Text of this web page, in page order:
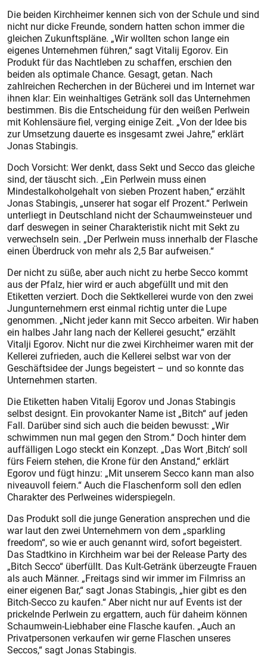
Die beiden Kirchheimer kennen sich von der Schule und sind
nicht nur dicke Freunde, sondern hatten schon immer die
gleichen Zukunftspläne. „Wir wollten schon lange ein
eigenes Unternehmen führen,“ sagt Vitalij Egorov. Ein
Produkt für das Nachtleben zu schaffen, erschien den
beiden als optimale Chance. Gesagt, getan. Nach
zahlreichen Recherchen in der Bücherei und im Internet war
ihnen klar: Ein weinhaltiges Getränk soll das Unternehmen
bestimmen. Bis die Entscheidung für den weißen Perlwein
mit Kohlensäure fiel, verging einige Zeit. „Von der Idee bis
zur Umsetzung dauerte es insgesamt zwei Jahre,“ erklärt
Jonas Stabingis.
Doch Vorsicht: Wer denkt, dass Sekt und Secco das gleiche
sind, der täuscht sich. „Ein Perlwein muss einen
Mindestalkoholgehalt von sieben Prozent haben,“ erzählt
Jonas Stabingis, „unserer hat sogar elf Prozent.“ Perlwein
unterliegt in Deutschland nicht der Schaumweinsteuer und
darf deswegen in seiner Charakteristik nicht mit Sekt zu
verwechseln sein. „Der Perlwein muss innerhalb der Flasche
einen Überdruck von mehr als 2,5 Bar aufweisen.“
Der nicht zu süße, aber auch nicht zu herbe Secco kommt
aus der Pfalz, hier wird er auch abgefüllt und mit den
Etiketten verziert. Doch die Sektkellerei wurde von den zwei
Jungunternehmern erst einmal richtig unter die Lupe
genommen. „Nicht jeder kann mit Secco arbeiten. Wir haben
ein halbes Jahr lang nach der Kellerei gesucht,“ erzählt
Vitalji Egorov. Nicht nur die zwei Kirchheimer waren mit der
Kellerei zufrieden, auch die Kellerei selbst war von der
Geschäftsidee der Jungs begeistert – und so konnte das
Unternehmen starten.
Die Etiketten haben Vitalij Egorov und Jonas Stabingis
selbst designt. Ein provokanter Name ist „Bitch“ auf jeden
Fall. Darüber sind sich auch die beiden bewusst: „Wir
schwimmen nun mal gegen den Strom.“ Doch hinter dem
auffälligen Logo steckt ein Konzept. „Das Wort ‚Bitch‘ soll
fürs Feiern stehen, die Krone für den Anstand,“ erklärt
Egorov und fügt hinzu: „Mit unserem Secco kann man also
niveauvoll feiern.“ Auch die Flaschenform soll den edlen
Charakter des Perlweines widerspiegeln.
Das Produkt soll die junge Generation ansprechen und die
war laut den zwei Unternehmern von dem „sparkling
freedom“, so wie er auch genannt wird, sofort begeistert.
Das Stadtkino in Kirchheim war bei der Release Party des
„Bitch Secco“ überfüllt. Das Kult-Getränk überzeugte Frauen
als auch Männer. „Freitags sind wir immer im Filmriss an
einer eigenen Bar,“ sagt Jonas Stabingis, „hier gibt es den
Bitch-Secco zu kaufen.“ Aber nicht nur auf Events ist der
prickelnde Perlwein zu ergattern, auch für daheim können
Schaumwein-Liebhaber eine Flasche kaufen. „Auch an
Privatpersonen verkaufen wir gerne Flaschen unseres
Seccos,“ sagt Jonas Stabingis.